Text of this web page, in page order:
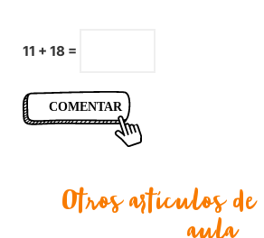
11 + 18 =
Otros artículos de